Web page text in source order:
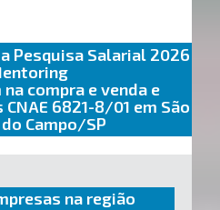
Pesquisa Salarial 2026
compra e venda e
6821-8/01 em São
Campo/SP
na região